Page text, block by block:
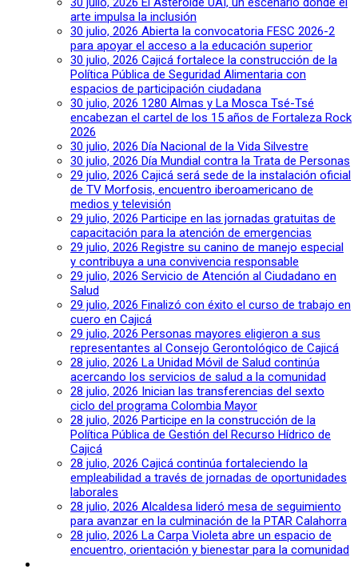
arte impulsa la inclusión
30 julio, 2026 Abierta la convocatoria FESC 2026-2
para apoyar el acceso a la educación superior
30 julio, 2026 Cajicá fortalece la construcción de la
Política Pública de Seguridad Alimentaria con
espacios de participación ciudadana
30 julio, 2026 1280 Almas y La Mosca Tsé-Tsé
encabezan el cartel de los 15 años de Fortaleza Rock
2026
30 julio, 2026 Día Nacional de la Vida Silvestre
30 julio, 2026 Día Mundial contra la Trata de Personas
29 julio, 2026 Cajicá será sede de la instalación oficial
de TV Morfosis, encuentro iberoamericano de
medios y televisión
29 julio, 2026 Participe en las jornadas gratuitas de
capacitación para la atención de emergencias
29 julio, 2026 Registre su canino de manejo especial
y contribuya a una convivencia responsable
29 julio, 2026 Servicio de Atención al Ciudadano en
Salud
29 julio, 2026 Finalizó con éxito el curso de trabajo en
cuero en Cajicá
29 julio, 2026 Personas mayores eligieron a sus
representantes al Consejo Gerontológico de Cajicá
28 julio, 2026 La Unidad Móvil de Salud continúa
acercando los servicios de salud a la comunidad
28 julio, 2026 Inician las transferencias del sexto
ciclo del programa Colombia Mayor
28 julio, 2026 Participe en la construcción de la
Política Pública de Gestión del Recurso Hídrico de
Cajicá
28 julio, 2026 Cajicá continúa fortaleciendo la
empleabilidad a través de jornadas de oportunidades
laborales
28 julio, 2026 Alcaldesa lideró mesa de seguimiento
para avanzar en la culminación de la PTAR Calahorra
28 julio, 2026 La Carpa Violeta abre un espacio de
encuentro, orientación y bienestar para la comunidad